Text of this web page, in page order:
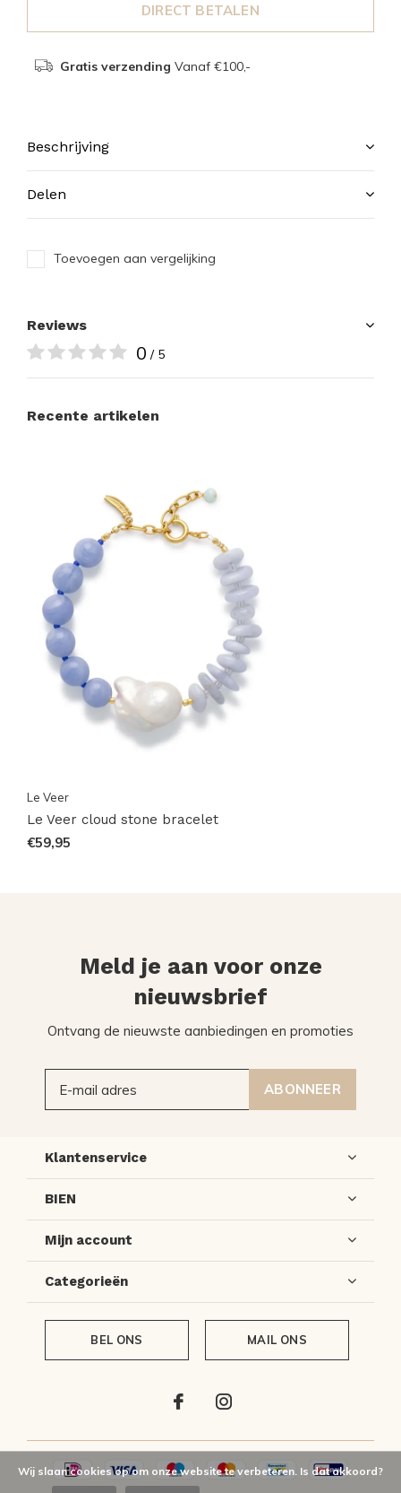
DIRECT BETALEN
Gratis verzending Vanaf €100,-
Beschrijving
Delen
Toevoegen aan vergelijking
Reviews
0 / 5
Recente artikelen
Le Veer
Le Veer cloud stone bracelet
€59,95
Meld je aan voor onze
nieuwsbrief
Ontvang de nieuwste aanbiedingen en promoties
ABONNEER
Klantenservice
BIEN
Mijn account
Categorieën
BEL ONS MAIL ONS
Wij slaan cookies op om onze website te verbeteren. Is dat akkoord?